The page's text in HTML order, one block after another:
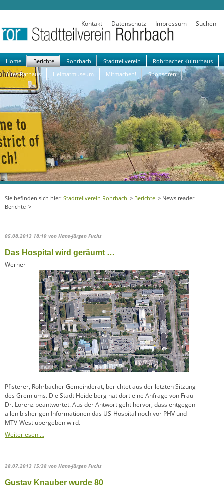
Kontakt Datenschutz Impressum Suchen
Navigation
überspringen
Home Berichte Rohrbach Stadtteilverein
Rohrbacher Kulturhaus
Altes Rathaus
Heimatmuseum Mitmachen! Sponsoren
Stadtteilverein Rohrbach Berichte
News reader
Berichte
05.08.2013 18:19 von Hans-Jürgen Fuchs
Das Hospital wird geräumt …
Werner
Pfisterer, Rohrbacher Gemeinderat, berichtet aus der letzten Sitzung
des Gremiums. Die Stadt Heidelberg hat dort eine Anfrage von Frau
Dr. Lorenz beantwortet. Aus der Antwort geht hervor, dass entgegen
allen bisherigen Informationen das US-Hospital noch vor PHV und
MTV-West übergeben wird.
Weiterlesen …
28.07.2013 15:38 von Hans-Jürgen Fuchs
Gustav Knauber wurde 80